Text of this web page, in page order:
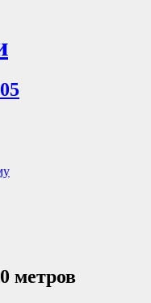
метров